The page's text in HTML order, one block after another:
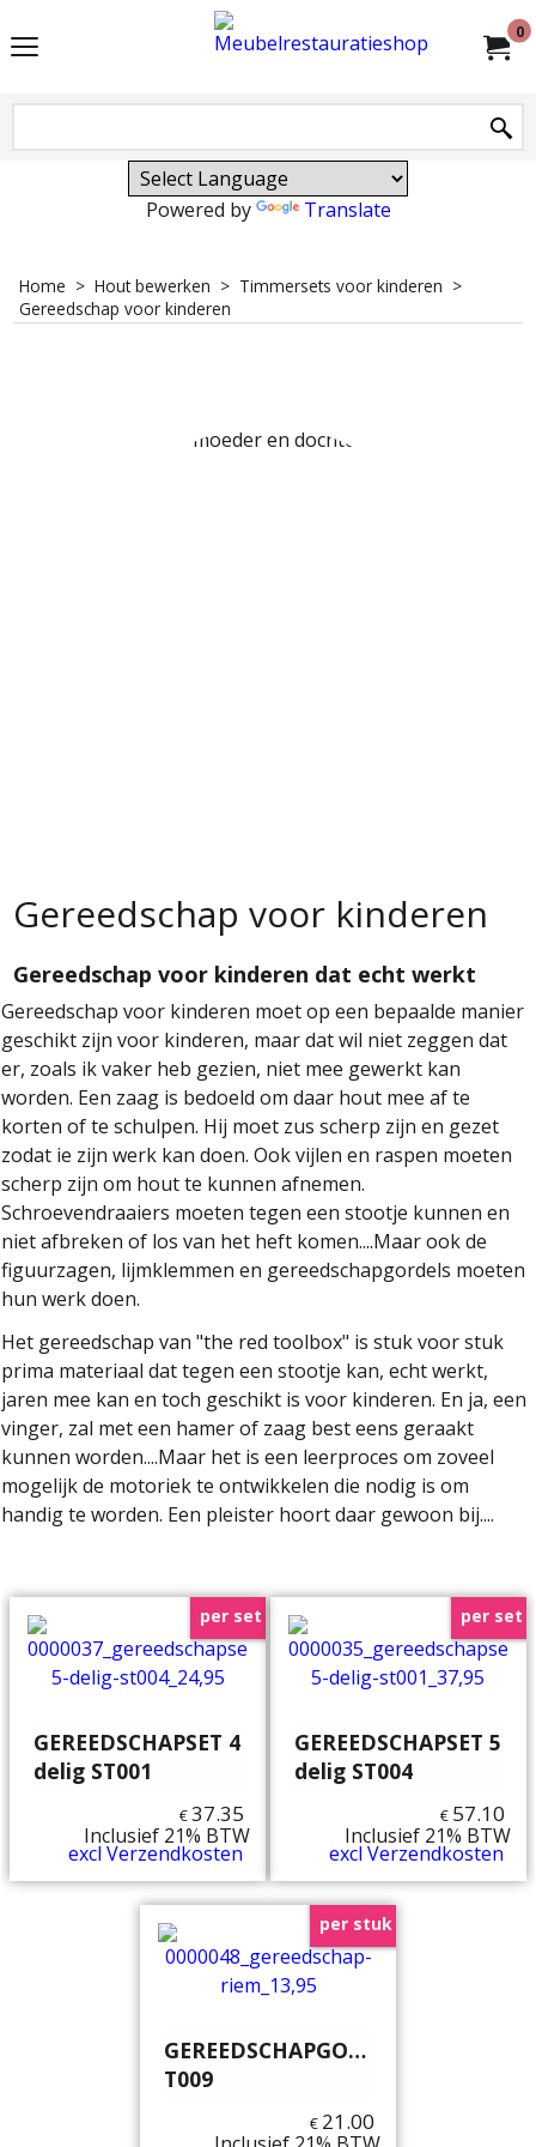
0
Powered by Translate
Home > Hout bewerken > Timmersets voor kinderen >
Gereedschap voor kinderen
Gereedschap voor kinderen
Gereedschap voor kinderen dat echt werkt
Gereedschap voor kinderen moet op een bepaalde manier
geschikt zijn voor kinderen, maar dat wil niet zeggen dat
er, zoals ik vaker heb gezien, niet mee gewerkt kan
worden. Een zaag is bedoeld om daar hout mee af te
korten of te schulpen. Hij moet zus scherp zijn en gezet
zodat ie zijn werk kan doen. Ook vijlen en raspen moeten
scherp zijn om hout te kunnen afnemen.
Schroevendraaiers moeten tegen een stootje kunnen en
niet afbreken of los van het heft komen....Maar ook de
figuurzagen, lijmklemmen en gereedschapgordels moeten
hun werk doen.
Het gereedschap van "the red toolbox" is stuk voor stuk
prima materiaal dat tegen een stootje kan, echt werkt,
jaren mee kan en toch geschikt is voor kinderen. En ja, een
vinger, zal met een hamer of zaag best eens geraakt
kunnen worden....Maar het is een leerproces om zoveel
mogelijk de motoriek te ontwikkelen die nodig is om
handig te worden. Een pleister hoort daar gewoon bij....
per set
GEREEDSCHAPSET 4
delig ST001
€37.35
Inclusief 21% BTW
excl Verzendkosten
per set
GEREEDSCHAPSET 5
delig ST004
€ 57.10
Inclusief 21% BTW
excl Verzendkosten
per stuk
GEREEDSCHAPGORDEL
T009
€ 21.00